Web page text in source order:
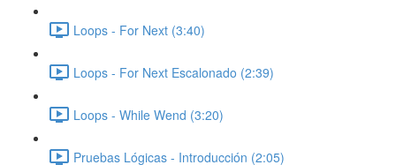
Loops - For Next (3:40)
Loops - For Next Escalonado (2:39)
Loops - While Wend (3:20)
Pruebas Lógicas - Introducción (2:05)